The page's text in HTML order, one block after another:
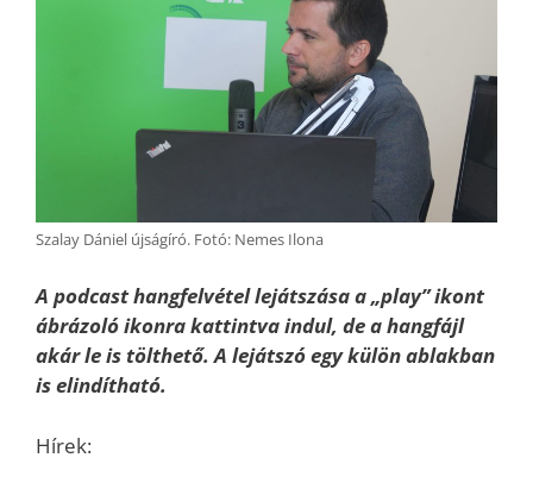
Szalay Dániel újságíró. Fotó: Nemes Ilona
A podcast hangfelvétel lejátszása a „play” ikont
ábrázoló ikonra kattintva indul, de a hangfájl
akár le is tölthető. A lejátszó egy külön ablakban
is elindítható.
Hírek: